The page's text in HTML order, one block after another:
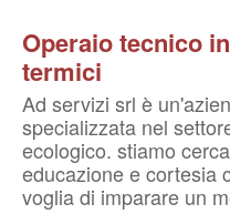
Operaio tecnico
termici
Ad servizi srl è
specializzata nel
ecologico. stiamo
educazione e cortesia
voglia di imparare un